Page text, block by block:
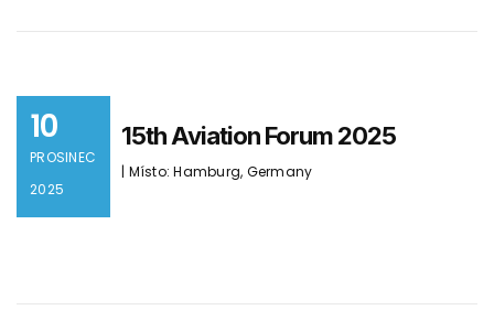
10
PROSINEC
2025
15th Aviation Forum 2025
| Místo: Hamburg, Germany